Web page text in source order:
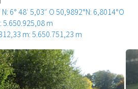
6° 48′ 5,03″ O50,9892°N: 6,8014°O
5.650.925,08 m
m: 5.650.751,23 m